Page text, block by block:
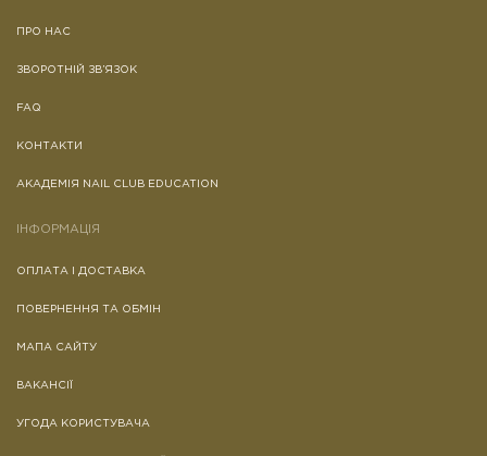
ПРО НАС
ЗВОРОТНІЙ ЗВ’ЯЗОК
FAQ
КОНТАКТИ
АКАДЕМІЯ NAIL CLUB EDUCATION
ІНФОРМАЦІЯ
ОПЛАТА І ДОСТАВКА
ПОВЕРНЕННЯ ТА ОБМІН
МАПА САЙТУ
ВАКАНСІЇ
УГОДА КОРИСТУВАЧА